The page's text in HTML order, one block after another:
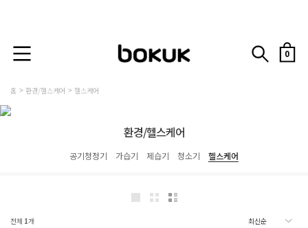
0
홈 환경/헬스케어 헬스케어
환경/헬스케어
공기청정기 가습기 제습기 청소기 헬스케어
전체 1개